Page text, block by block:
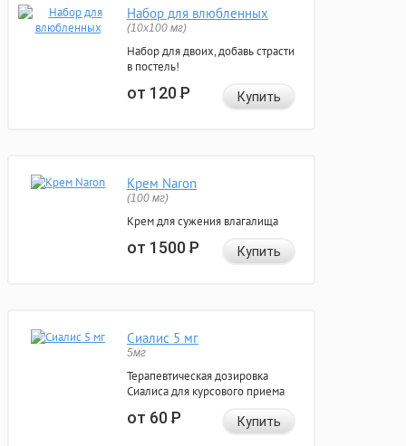
Набор для влюбленных
(10х100 мг)
Набор для двоих, добавь страсти
в постель!
от 120Р Купить
Крем Naron
(100 мг)
Крем для сужения влагалища
от 1500Р Купить
Сиалис 5 мг
5мг
Терапевтическая дозировка
Сиалиса для курсового приема
от 60Р Купить